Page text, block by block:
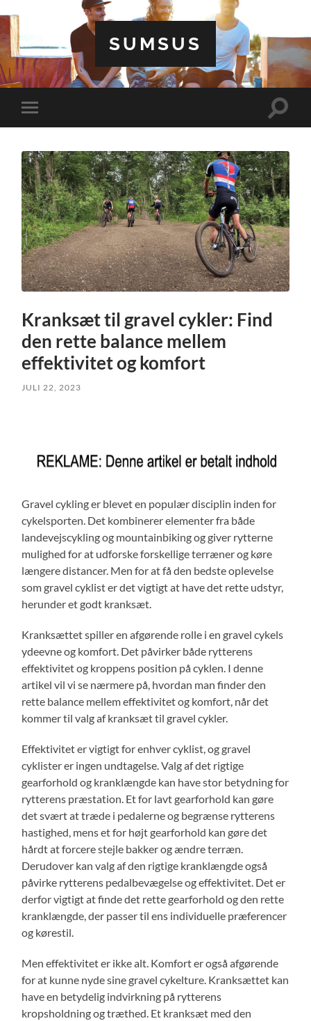
SUMSUS
Toggle
mobile
Toggle
Kranksæt til gravel cykler: Find
den rette balance mellem
effektivitet og komfort
JULI 22, 2023
Gravel cykling er blevet en populær disciplin inden for
cykelsporten. Det kombinerer elementer fra både
landevejscykling og mountainbiking og giver rytterne
mulighed for at udforske forskellige terræner og køre
længere distancer. Men for at få den bedste oplevelse
som gravel cyklist er det vigtigt at have det rette udstyr,
herunder et godt kranksæt.
Kranksættet spiller en afgørende rolle i en gravel cykels
ydeevne og komfort. Det påvirker både rytterens
effektivitet og kroppens position på cyklen. I denne
artikel vil vi se nærmere på, hvordan man finder den
rette balance mellem effektivitet og komfort, når det
kommer til valg af kranksæt til gravel cykler.
Effektivitet er vigtigt for enhver cyklist, og gravel
cyklister er ingen undtagelse. Valg af det rigtige
gearforhold og kranklængde kan have stor betydning for
rytterens præstation. Et for lavt gearforhold kan gøre
det svært at træde i pedalerne og begrænse rytterens
hastighed, mens et for højt gearforhold kan gøre det
hårdt at forcere stejle bakker og ændre terræn.
Derudover kan valg af den rigtige kranklængde også
påvirke rytterens pedalbevægelse og effektivitet. Det er
derfor vigtigt at finde det rette gearforhold og den rette
kranklængde, der passer til ens individuelle præferencer
og kørestil.
Men effektivitet er ikke alt. Komfort er også afgørende
for at kunne nyde sine gravel cykelture. Kranksættet kan
have en betydelig indvirkning på rytterens
kropsholdning og træthed. Et kranksæt med den